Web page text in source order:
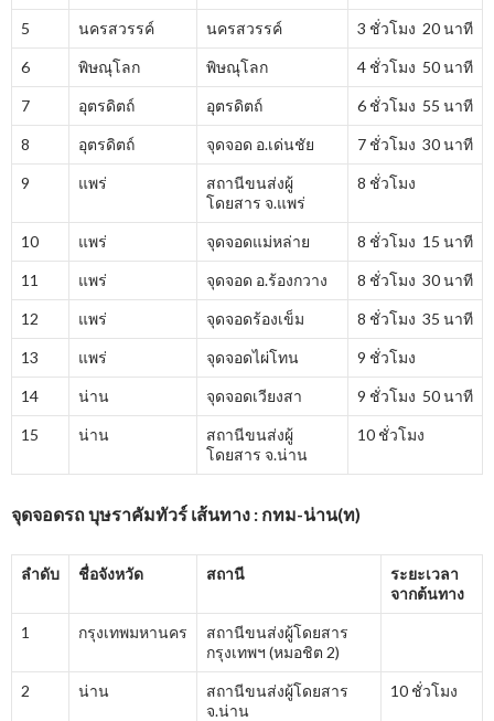
5 นครสวรรค์ นครสวรรค์ 3 ชั่วโมง 20 นาที
6 พิษณุโลก พิษณุโลก 4 ชั่วโมง 50 นาที
7 อุตรดิตถ์ อุตรดิตถ์ 6 ชั่วโมง 55 นาที
8 อุตรดิตถ์ จุดจอด อ.เด่นชัย 7 ชั่วโมง 30 นาที
9 แพร่
สถานีขนส่งผู้
โดยสาร จ.แพร่
8 ชั่วโมง
10 แพร่ จุดจอดแม่หล่าย 8 ชั่วโมง 15 นาที
11 แพร่ จุดจอด อ.ร้องกวาง 8 ชั่วโมง 30 นาที
12 แพร่ จุดจอดร้องเข็ม 8 ชั่วโมง 35 นาที
13 แพร่ จุดจอดไผ่โทน 9 ชั่วโมง
14 น่าน จุดจอดเวียงสา 9 ชั่วโมง 50 นาที
15 น่าน
สถานีขนส่งผู้
โดยสาร จ.น่าน
10 ชั่วโมง
จุดจอดรถ บุษราคัมทัวร์ เส้นทาง : กทม-น่าน(ท)
ลำดับ ชื่อจังหวัด สถานี
ระยะเวลา
จากต้นทาง
1 กรุงเทพมหานคร
สถานีขนส่งผู้โดยสาร
กรุงเทพฯ (หมอชิต 2)
2 น่าน
สถานีขนส่งผู้โดยสาร
จ.น่าน
10 ชั่วโมง